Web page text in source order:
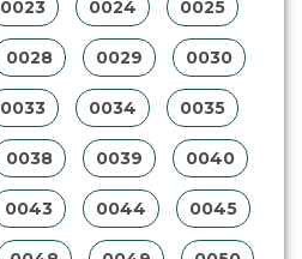
0023 0024 0025
0028 0029 0030
0033 0034 0035
0038 0039 0040
0043 0044 0045